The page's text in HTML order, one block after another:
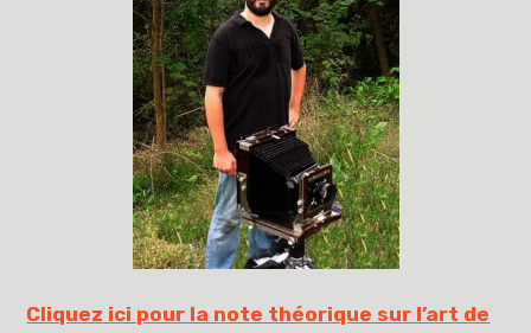
Cliquez ici pour la note théorique sur l’art de